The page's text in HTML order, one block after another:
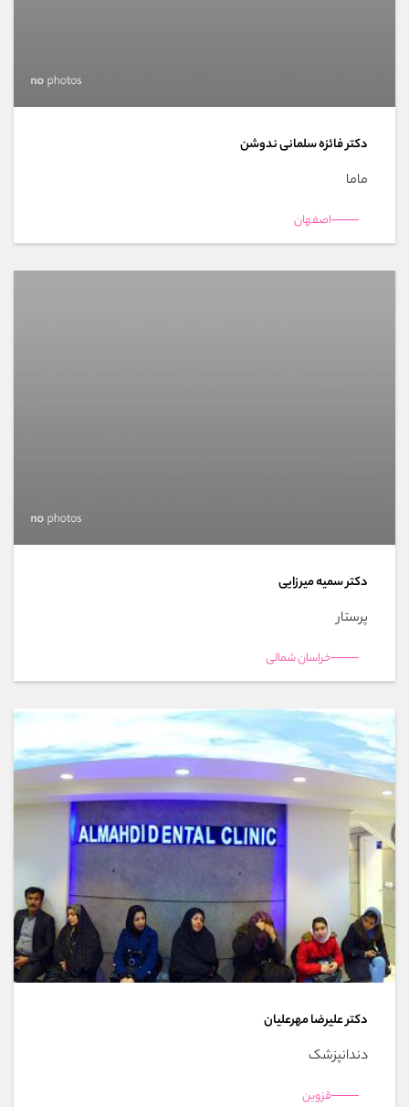
دکتر فائزه سلمانی ندوشن
ماما
اصفهان
دکتر سمیه میرزایی
پرستار
خراسان شمالی
دکتر علیرضا مهرعلیان
دندانپزشک
قزوین